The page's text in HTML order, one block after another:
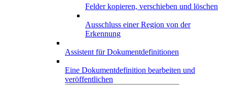
Felder kopieren, verschieben und löschen
Ausschluss einer Region von der
Erkennung
Assistent für Dokumentdefinitionen
Eine Dokumentdefinition bearbeiten und
veröffentlichen